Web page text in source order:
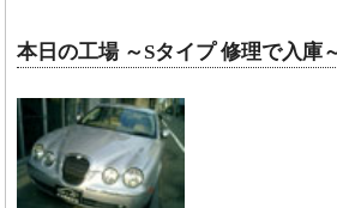
本日の工場 ～Sタイプ 修理で入庫